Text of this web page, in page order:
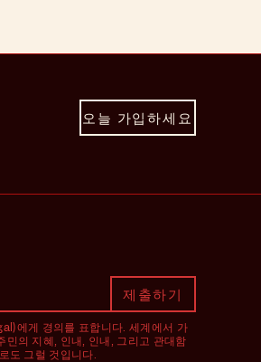
오늘 가입하세요
에게 경의를 표합니다. 세계에서 가
민의 지혜, 인내, 인내, 그리고 관대함
도 그럴 것입니다.